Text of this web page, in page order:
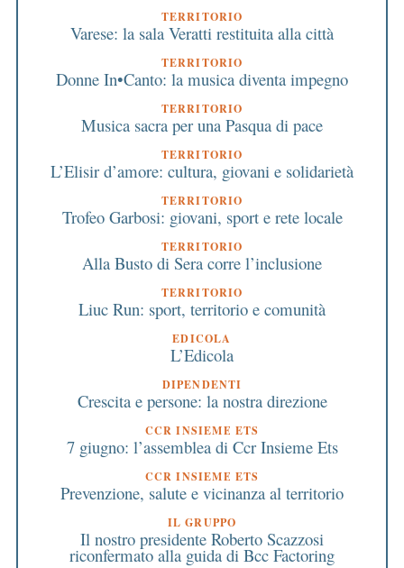
TERRITORIO
Varese: la sala Veratti restituita alla città
TERRITORIO
Donne In•Canto: la musica diventa impegno
TERRITORIO
Musica sacra per una Pasqua di pace
TERRITORIO
L’Elisir d’amore: cultura, giovani e solidarietà
TERRITORIO
Trofeo Garbosi: giovani, sport e rete locale
TERRITORIO
Alla Busto di Sera corre l’inclusione
TERRITORIO
Liuc Run: sport, territorio e comunità
EDICOLA
L’Edicola
DIPENDENTI
Crescita e persone: la nostra direzione
CCR INSIEME ETS
7 giugno: l’assemblea di Ccr Insieme Ets
CCR INSIEME ETS
Prevenzione, salute e vicinanza al territorio
IL GRUPPO
Il nostro presidente Roberto Scazzosi
riconfermato alla guida di Bcc Factoring